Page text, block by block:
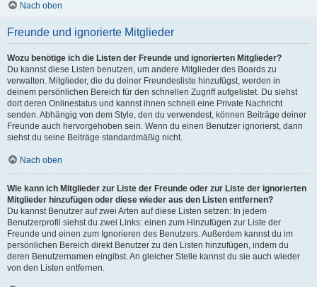
Nach oben
Freunde und ignorierte Mitglieder
Wozu benötige ich die Listen der Freunde und ignorierten Mitglieder?
Du kannst diese Listen benutzen, um andere Mitglieder des Boards zu
verwalten. Mitglieder, die du deiner Freundesliste hinzufügst, werden in
deinem persönlichen Bereich für den schnellen Zugriff aufgelistet. Du siehst
dort deren Onlinestatus und kannst ihnen schnell eine Private Nachricht
senden. Abhängig von dem Style, den du verwendest, können Beiträge deiner
Freunde auch hervorgehoben sein. Wenn du einen Benutzer ignorierst, dann
siehst du seine Beiträge standardmäßig nicht.
Nach oben
Wie kann ich Mitglieder zur Liste der Freunde oder zur Liste der ignorierten
Mitglieder hinzufügen oder diese wieder aus den Listen entfernen?
Du kannst Benutzer auf zwei Arten auf diese Listen setzen: In jedem
Benutzerprofil siehst du zwei Links: einen zum Hinzufügen zur Liste der
Freunde und einen zum Ignorieren des Benutzers. Außerdem kannst du im
persönlichen Bereich direkt Benutzer zu den Listen hinzufügen, indem du
deren Benutzernamen eingibst. An gleicher Stelle kannst du sie auch wieder
von den Listen entfernen.